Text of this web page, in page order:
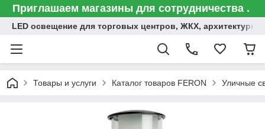
Приглашаем магазины для сотрудничества .
LED освещение для торговых центров, ЖКХ,
Товары и услуги Каталог товаров FERON Уличные